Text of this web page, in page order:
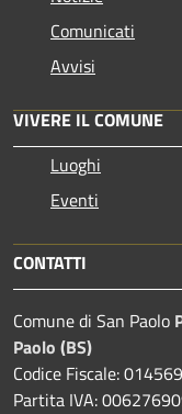
Comunicati
Avvisi
VIVERE IL COMUNE
Luoghi
Eventi
CONTATTI
Comune di San Paolo
Paolo (BS)
Codice Fiscale:
Partita IVA: